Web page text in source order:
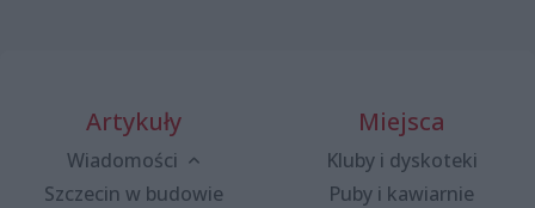
Artykuły
Wiadomości
Szczecin w budowie
Miejsca
Kluby i dyskoteki
Puby i kawiarnie